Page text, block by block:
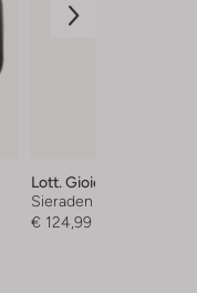
Lott. Gioielli
Sieraden
€ 124,99